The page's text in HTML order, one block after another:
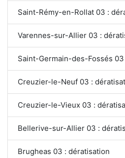
Saint-Rémy-en-Rollat 03 :
Varennes-sur-Allier 03 :
Saint-Germain-des-Fossés
Creuzier-le-Neuf 03 :
Creuzier-le-Vieux 03 :
Bellerive-sur-Allier 03 :
Brugheas 03 : dératisation